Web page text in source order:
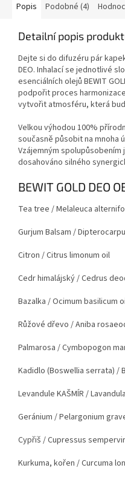
Popis Podobné (4)
Detailní popis
Dejte si do difuzéru pár
DEO. Inhalací se jednotlivé
esenciálních olejů BEWIT
podpořit proces
vytvořit atmosféru, která
Velkou výhodou 100%
současně působit na mnoha
Vzájemným
dosahováno silného
BEWIT GOLD DEO
Tea tree / Melaleuca
Gurjum Balsam /
Citron / Citrus limonum oil
Cedr himalájský/ Cedrus
Bazalka / Ocimum basilicum
Růžové dřevo / Aniba
Palmarosa / Cymbopogon
Kadidlo (Boswellia serrata) /
Levandule KAŠMÍR /
Geránium / Pelargonium
Cypřiš / Cupressus
Kurkuma, kořen / Curcuma